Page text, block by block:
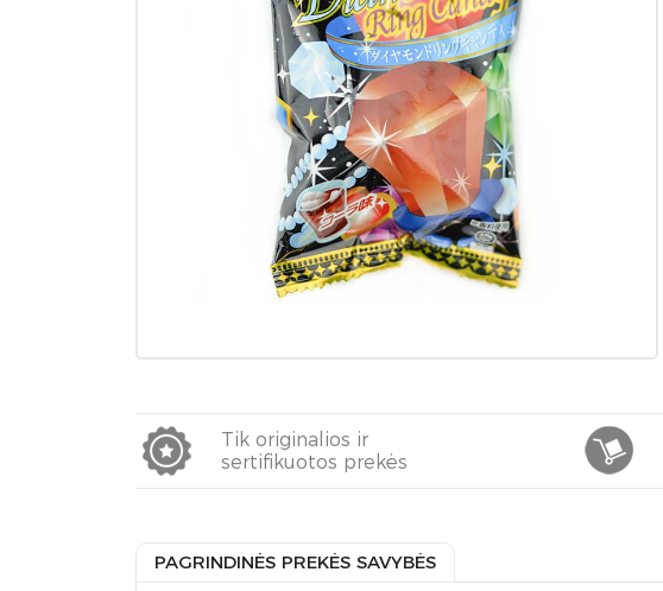
Tik originalios ir
sertifikuotos prekės
PAGRINDINĖS PREKĖS SAVYBĖS